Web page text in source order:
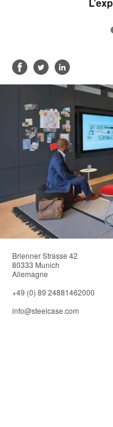
Partager
sur
Partager
sur
Twitter
Partager
sur
Brienner Strasse 42
80333 Munich
Allemagne
+49 (0) 89 24881462000
info@steelcase.com